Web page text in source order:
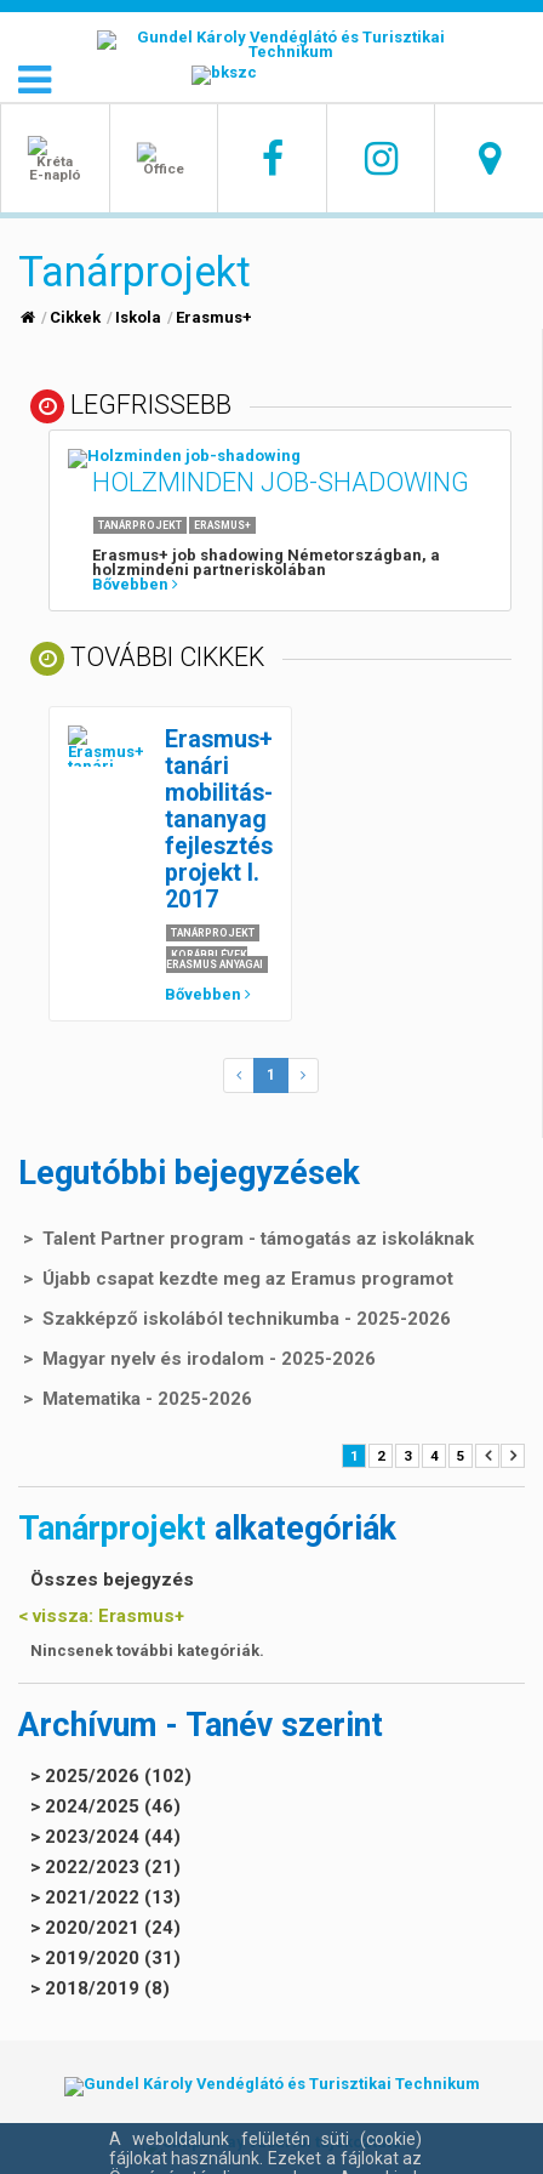
Tanárprojekt
Cikkek Iskola Erasmus+
LEGFRISSEBB
HOLZMINDEN JOB-SHADOWING
TANÁRPROJEKT ERASMUS+
Erasmus+ job shadowing Németországban, a
holzmindeni partneriskolában
Bővebben
TOVÁBBI CIKKEK
Erasmus+
tanári
mobilitás-
tananyag
fejlesztés
projekt I.
2017
TANÁRPROJEKT
KORÁBBI ÉVEK
ERASMUS ANYAGAI
Bővebben
1
Legutóbbi bejegyzések
Talent Partner program - támogatás az iskoláknak
Újabb csapat kezdte meg az Eramus programot
Szakképző iskolából technikumba - 2025-2026
Magyar nyelv és irodalom - 2025-2026
Matematika - 2025-2026
1 2 3 4 5
Tanárprojekt alkategóriák
Összes bejegyzés
< vissza: Erasmus+
Nincsenek további kategóriák.
Archívum - Tanév szerint
> 2025/2026 (102)
> 2024/2025 (46)
> 2023/2024 (44)
> 2022/2023 (21)
> 2021/2022 (13)
> 2020/2021 (24)
> 2019/2020 (31)
> 2018/2019 (8)
A weboldalunk felületén süti (cookie)
fájlokat használunk. Ezeket a fájlokat az